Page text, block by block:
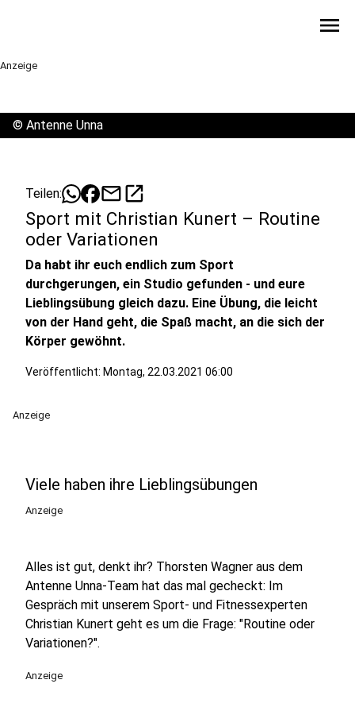
menu
Anzeige
© Antenne Unna
Teilen: mailopen_in_new
Sport mit Christian Kunert – Routine
oder Variationen
Da habt ihr euch endlich zum Sport
durchgerungen, ein Studio gefunden - und eure
Lieblingsübung gleich dazu. Eine Übung, die leicht
von der Hand geht, die Spaß macht, an die sich der
Körper gewöhnt.
Veröffentlicht: Montag, 22.03.2021 06:00
Anzeige
Viele haben ihre Lieblingsübungen
Anzeige
Alles ist gut, denkt ihr? Thorsten Wagner aus dem
Antenne Unna-Team hat das mal gecheckt: Im
Gespräch mit unserem Sport- und Fitnessexperten
Christian Kunert geht es um die Frage: "Routine oder
Variationen?".
Anzeige